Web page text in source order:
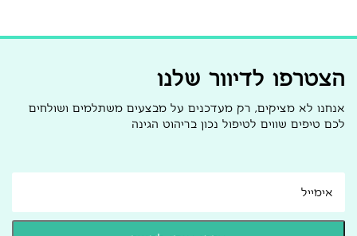
הצטרפו לדיוור שלנו
אנחנו לא מציקים, רק מעדכנים על מבצעים משתלמים ושולחים
לכם טיפים שווים לטיפול נכון בריהוט הגינה